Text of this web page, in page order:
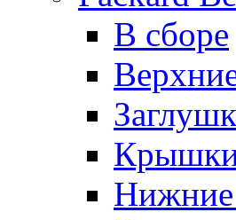
В сборе
Нижние